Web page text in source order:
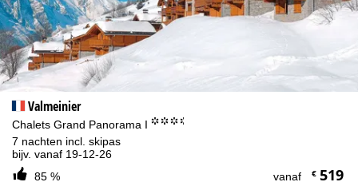
Valmeinier
Chalets Grand Panorama I °°°.
7 nachten incl. skipas
bijv. vanaf 19-12-26
85 %
vanaf €519